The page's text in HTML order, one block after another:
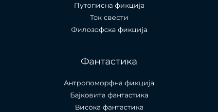
Путописна фикција
Ток свести
Филозофска фикција
Фантастика
Антропоморфна фикција
Бајковита фантастика
Висока фантастика